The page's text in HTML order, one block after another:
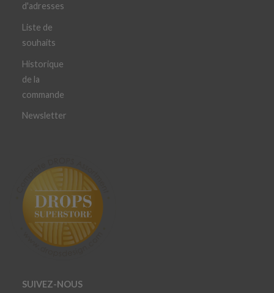
d'adresses
Liste de
souhaits
Historique
de la
commande
Newsletter
SUIVEZ-NOUS